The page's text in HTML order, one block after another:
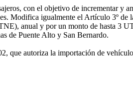
con el objetivo de incrementar y
Modifica igualmente el Artículo 3º de
anual y por un monto de hasta 3
de Puente Alto y San Bernardo.
que autoriza la importación de